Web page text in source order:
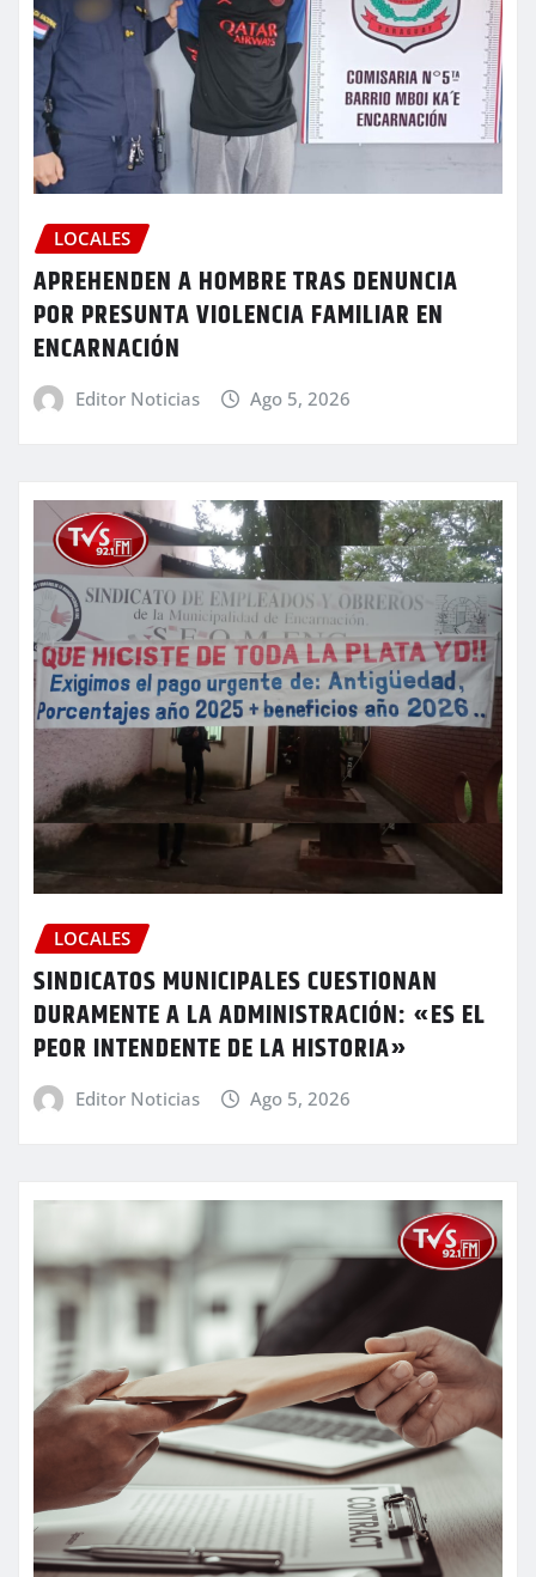
LOCALES
APREHENDEN A HOMBRE TRAS DENUNCIA
POR PRESUNTA VIOLENCIA FAMILIAR EN
ENCARNACIÓN
Editor Noticias Ago 5, 2026
LOCALES
SINDICATOS MUNICIPALES CUESTIONAN
DURAMENTE A LA ADMINISTRACIÓN: «ES EL
PEOR INTENDENTE DE LA HISTORIA»
Editor Noticias Ago 5, 2026